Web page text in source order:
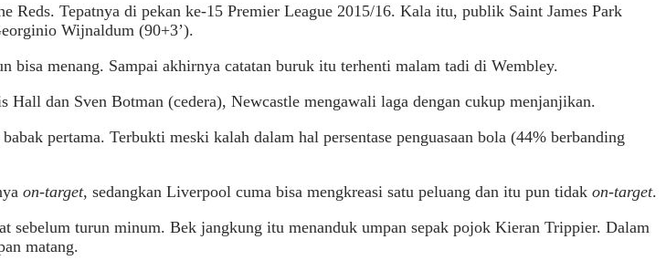
Tepatnya di pekan ke-15 Premier League 2015/16. Kala itu, publik Saint James Park
Wijnaldum (90+3’).
bisa menang. Sampai akhirnya catatan buruk itu terhenti malam tadi di Wembley.
dan Sven Botman (cedera), Newcastle mengawali laga dengan cukup menjanjikan.
pertama. Terbukti meski kalah dalam hal persentase penguasaan bola (44% berbanding
on-target, sedangkan Liverpool cuma bisa mengkreasi satu peluang dan itu pun tidak on-target.
sebelum turun minum. Bek jangkung itu menanduk umpan sepak pojok Kieran Trippier. Dalam
matang.